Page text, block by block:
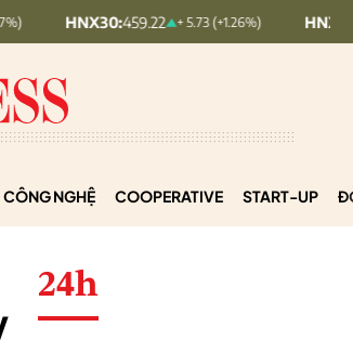
459.22 + 5.73 (+1.26%) HNXINDEX:292.69
CÔNG NGHỆ COOPERATIVE START-UP
24h